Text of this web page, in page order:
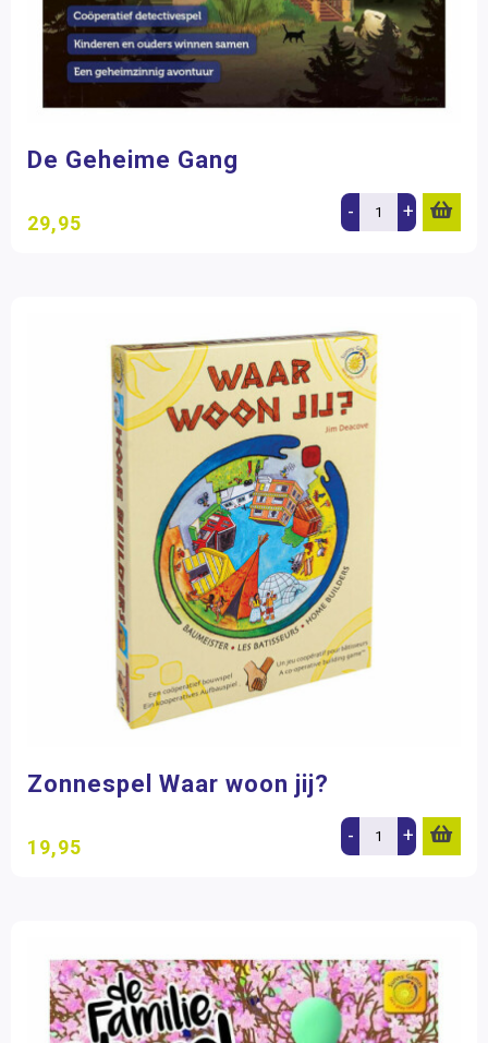
De Geheime Gang
29,95 - +
Zonnespel Waar woon jij?
19,95 - +